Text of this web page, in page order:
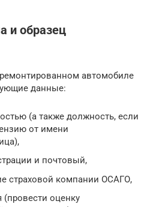
и образец
автомобиле
данные:
(а также должность, если
от имени
и почтовый,
страховой компании ОСАГО,
(провести оценку